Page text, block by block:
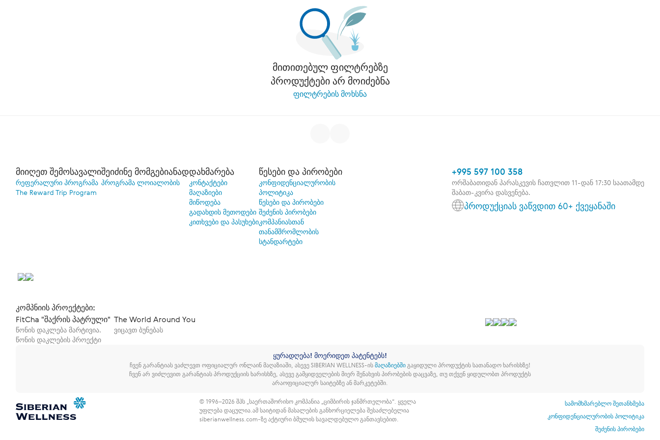
მითითებულ ფილტრებზე
პროდუქტები არ მოიძებნა
ფილტრების მოხსნა
მიიღეთ შემოსავალი
რეფერალური პროგრამა
The Reward Trip Program
შეიძინე მომგებიანად
პროგრამა ლოიალობის
დახმარება
კონტაქტები
მაღაზიები
მიწოდება
გადახდის მეთოდები
კითხვები და პასუხები
წესები და პირობები
კონფიდენციალურობის
პოლიტიკა
წესები და პირობები
შეძენის პირობები
კომპანიასთან
თანამშრომლობის
სტანდარტები
+995 597 100 358
ორშაბათიდან პარასკევის ჩათვლით 11-დან 17:30 საათამდე
შაბათ-კვირა დასვენება.
პროდუქციას ვაწვდით 60+ ქვეყანაში
კომპნიის პროექტები:
FitCha "შაქრის პატრული"
წონის დაკლება მარტივია.
წონის დაკლების პროექტი
The World Around You
ვიცავთ ბუნებას
ყურადღება! მოერიდეთ პატენტებს!
ჩვენ გარანტიას ვაძლევთ ოფიციალურ ონლაინ მაღაზიაში, ასევე SIBERIAN WELLNESS-ისმაღაზიებშიგაყიდული პროდუქტის სათანადო ხარისხზე!
ჩვენ არ ვიძლევით გარანტიას პროდუქციის ხარისხზე, ასევე გამყიდველების მიერ შენახვის პირობების დაცვაზე, თუ თქვენ ყიდულობთ პროდუქტს
არაოფიციალურ საიტებზე ან მარკეტებში.
© 1996–2026 შპს „საერთაშორისო კომპანია „ციმბირის ჯანმრთელობა“. ყველა
უფლება დაცულია. ამ საიტიდან მასალების განხორციელება შესაძლებელია
siberianwellness.com-ზე აქტიური ბმულის სავალდებულო განთავსებით.
სამომხმარებლო შეთანხმება
კონფიდენციალურობის პოლიტიკა
შეძენის პირობები